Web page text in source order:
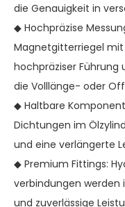
die Genauigkeit in
◆ Hochpräzise
Magnetgitterriegel
hochpräziser Führung
die Volllänge- oder
◆ Haltbare
Dichtungen im
und eine verlängerte
◆ Premium Fittings:
verbindungen
und zuverlässige